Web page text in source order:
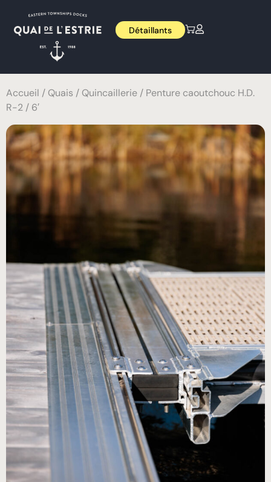
Détaillants
Accueil / Quais / Quincaillerie / Penture caoutchouc H.D.
R-2 / 6′